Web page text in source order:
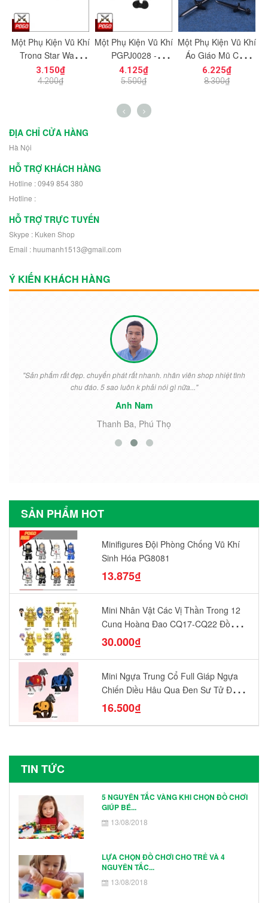
Một Phụ Kiện Vũ Khí
Trong Star Wars
PGPJ0033 NO.1198
- Phụ Kiện MOC
3.150₫
4.200₫
Một Phụ Kiện Vũ Khí
PGPJ0028 -
NO.1203 - Phụ Kiện
MOC
4.125₫
5.500₫
Một Phụ Kiện Vũ Khí
Áo Giáo Mũ Cho
Chiến Binh Gondor
Phiên Bản Màu Đen
6.225₫
8.300₫
ĐỊA CHỈ CỬA HÀNG
Hà Nội
HỖ TRỢ KHÁCH HÀNG
Hotline : 0949 854 380
Hotline :
HỖ TRỢ TRỰC TUYẾN
Skype : Kuken Shop
Email : huumanh1513@gmail.com
Ý KIẾN KHÁCH HÀNG
"Sản phẩm rất đẹp. chuyển phát rất nhanh. nhân viên shop nhiệt tình
chu đáo. 5 sao luôn k phải nói gì nữa..."
Anh Nam
Thanh Ba, Phú Thọ
SẢN PHẨM HOT
Minifigures Đội Phòng Chống Vũ Khí
Sinh Hóa PG8081
13.875₫
Mini Nhân Vật Các Vị Thần Trong 12
Cung Hoàng Đạo CQ17-CQ22 Đồ
Chơi Lắp Ráp Mô Hình Yêu Thích
30.000₫
Mini Ngựa Trung Cổ Full Giáp Ngựa
Chiến Diều Hâu Quạ Đen Sư Tử Đỏ
N1003 - N1005 Đồ Chơi Lắp Ráp Mô
16.500₫
TIN TỨC
5 NGUYÊN TẮC VÀNG KHI CHỌN ĐỒ CHƠI
GIÚP BÉ...
13/08/2018
LỰA CHỌN ĐỒ CHƠI CHO TRẺ VÀ 4
NGUYÊN TẮC...
13/08/2018